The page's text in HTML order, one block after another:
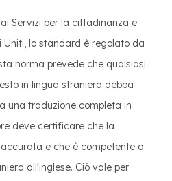
Servizi per la cittadinanza e
lo standard è regolato da
norma prevede che qualsiasi
in lingua straniera debba
una traduzione completa in
deve certificare che la
e che è competente a
all'inglese. Ciò vale per